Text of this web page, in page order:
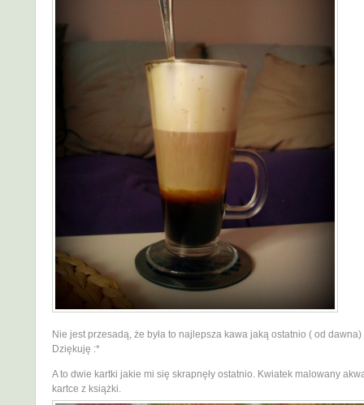
Nie jest przesadą, że była to najlepsza kawa jaką ostatnio ( od dawna)
Dziękuję :*
A to dwie kartki jakie mi się skrapnęły ostatnio. Kwiatek malowany
kartce z książki.